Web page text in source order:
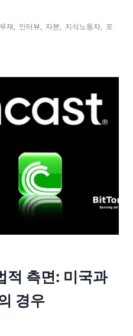
재 인터뷰 자본 지식노동자
포
적 측면: 미국과
경우